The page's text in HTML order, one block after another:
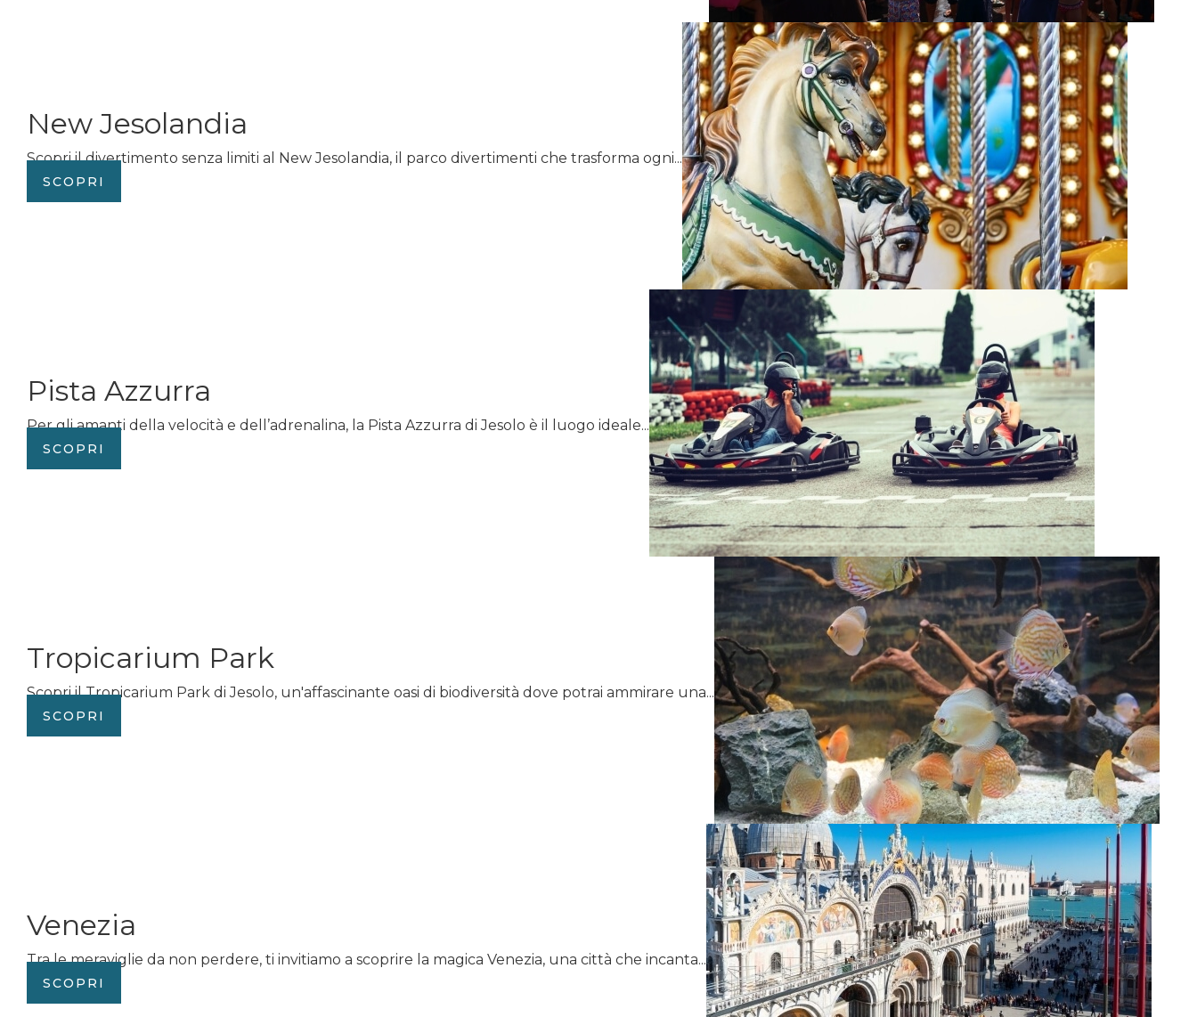
New Jesolandia
Scopri il divertimento senza limiti al New Jesolandia, il parco divertimenti che trasforma ogni...
SCOPRI
Pista Azzurra
Per gli amanti della velocità e dell’adrenalina, la Pista Azzurra di Jesolo è il luogo ideale...
SCOPRI
Tropicarium Park
Scopri il Tropicarium Park di Jesolo, un'affascinante oasi di biodiversità dove potrai ammirare una...
SCOPRI
Venezia
Tra le meraviglie da non perdere, ti invitiamo a scoprire la magica Venezia, una città che incanta...
SCOPRI